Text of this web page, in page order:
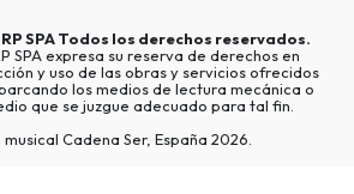
SPATodos los derechos reservados.
SPA expresa su reserva de derechos en
y uso de las obras y servicios ofrecidos
los medios de lectura mecánica o
que se juzgue adecuado para tal fin.
Cadena Ser, España 2026.